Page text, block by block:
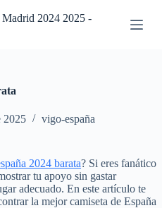
2024 2025 -
2025 vigo-españa
2024 barata? Si eres fanático
tu apoyo sin gastar
adecuado. En este artículo te
la mejor camiseta de España